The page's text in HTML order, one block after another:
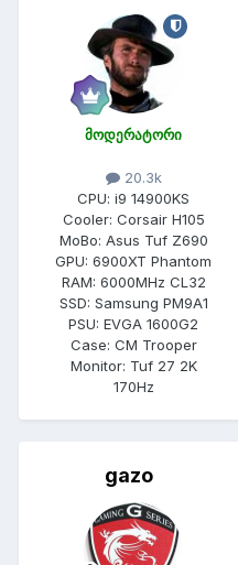
მოდერატორი
20.3k
CPU: i9 14900KS
Cooler: Corsair H105
MoBo: Asus Tuf Z690
GPU: 6900XT Phantom
RAM: 6000MHz CL32
SSD: Samsung PM9A1
PSU: EVGA 1600G2
Case: CM Trooper
Monitor: Tuf 27 2K
170Hz
gazo